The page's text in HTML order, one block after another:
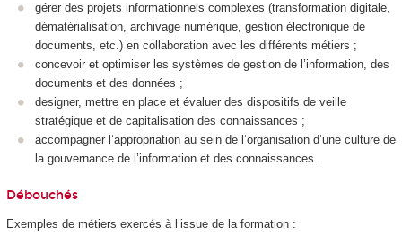
gérer des projets informationnels complexes (transformation digitale,
dématérialisation, archivage numérique, gestion électronique de
documents, etc.) en collaboration avec les différents métiers ;
concevoir et optimiser les systèmes de gestion de l’information, des
documents et des données ;
designer, mettre en place et évaluer des dispositifs de veille
stratégique et de capitalisation des connaissances ;
accompagner l’appropriation au sein de l’organisation d’une culture de
la gouvernance de l’information et des connaissances.
Débouchés
Exemples de métiers exercés à l’issue de la formation :